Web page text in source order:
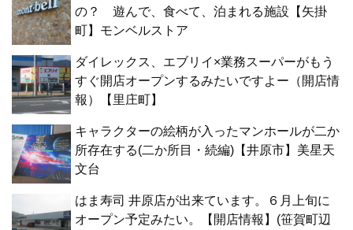
の？ 遊んで、食べて、泊まれる施設【矢掛
町】モンベルストア
ダイレックス、エブリイ×業務スーパーがもう
すぐ開店オープンするみたいですよー（開店情
報）【里庄町】
キャラクターの絵柄が入ったマンホールが二か
所存在する(二か所目・続編)【井原市】美星天
文台
はま寿司 井原店が出来ています。６月上旬に
オープン予定みたい。【開店情報】(笹賀町辺